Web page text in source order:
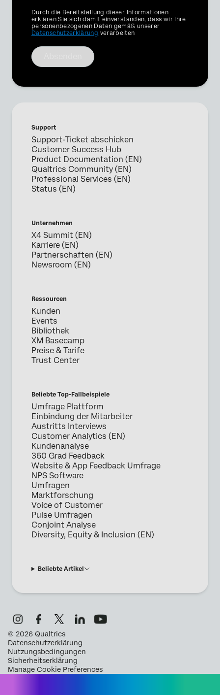
Privacy
Optin
Durch die Bereitstellung dieser Informationen
erklären Sie sich damit einverstanden, dass wir Ihre
personenbezogenen Daten gemäß unserer
Datenschutzerklärung verarbeiten
Support
Support-Ticket abschicken
Customer Success Hub
Product Documentation (EN)
Qualtrics Community (EN)
Professional Services (EN)
Status (EN)
Unternehmen
X4 Summit (EN)
Karriere (EN)
Partnerschaften (EN)
Newsroom (EN)
Ressourcen
Kunden
Events
Bibliothek
XM Basecamp
Preise & Tarife
Trust Center
Beliebte Top-Fallbeispiele
Umfrage Plattform
Einbindung der Mitarbeiter
Austritts Interviews
Customer Analytics (EN)
Kundenanalyse
360 Grad Feedback
Website & App Feedback Umfrage
NPS Software
Umfragen
Marktforschung
Voice of Customer
Pulse Umfragen
Conjoint Analyse
Diversity, Equity & Inclusion (EN)
Beliebte Artikel
© 2026 Qualtrics
Datenschutzerklärung
Nutzungsbedingungen
Sicherheitserklärung
Manage Cookie Preferences